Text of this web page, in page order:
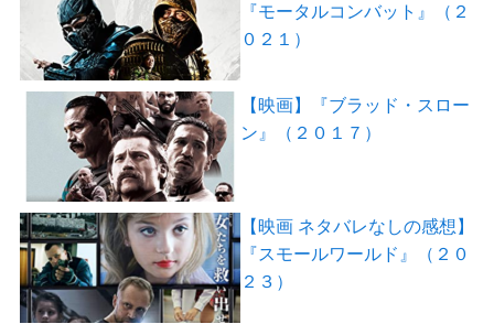
『モータルコンバット』（２
０２１）
【映画】『ブラッド・スロー
ン』（２０１７）
【映画 ネタバレなしの感想】
『スモールワールド』（２０
２３）